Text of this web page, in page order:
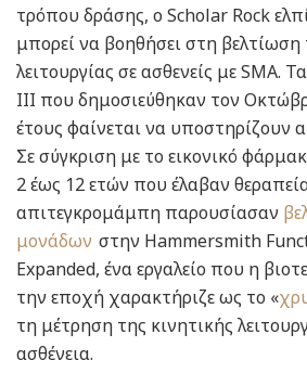
τρόπου δράσης, ο Scholar Rock
μπορεί να βοηθήσει στη βελτίωση
λειτουργίας σε ασθενείς με SMA.
III που δημοσιεύθηκαν τον
έτους φαίνεται να υποστηρίζουν
Σε σύγκριση με το εικονικό
2 έως 12 ετών που έλαβαν
απιτεγκρομάμπη παρουσίασαν
μονάδων στην Hammersmith
Expanded, ένα εργαλείο που η
την εποχή χαρακτήριζε ως το «
τη μέτρηση της κινητικής
ασθένεια.